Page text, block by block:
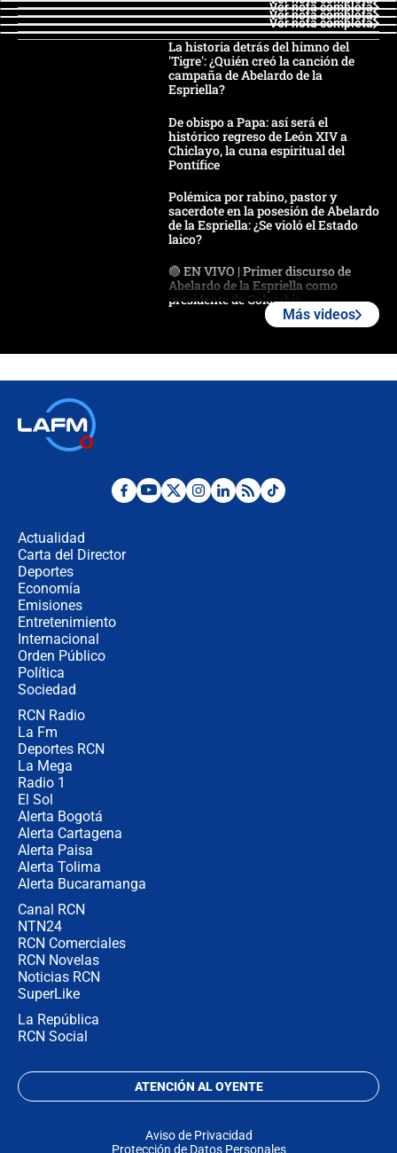
Ver nota completa
Ver nota completa
Ver nota completa
La historia detrás del himno del
'Tigre': ¿Quién creó la canción de
campaña de Abelardo de la
Espriella?
De obispo a Papa: así será el
histórico regreso de León XIV a
Chiclayo, la cuna espiritual del
Pontífice
Polémica por rabino, pastor y
sacerdote en la posesión de Abelardo
de la Espriella: ¿Se violó el Estado
laico?
🔴 EN VIVO | Primer discurso de
Abelardo de la Espriella como
presidente de Colombia
Desde dermatitis hasta infecciones:
Más videos
Actualidad
Carta del Director
Deportes
Economía
Emisiones
Entretenimiento
Internacional
Orden Público
Política
Sociedad
RCN Radio
La Fm
Deportes RCN
La Mega
Radio 1
El Sol
Alerta Bogotá
Alerta Cartagena
Alerta Paisa
Alerta Tolima
Alerta Bucaramanga
Canal RCN
NTN24
RCN Comerciales
RCN Novelas
Noticias RCN
SuperLike
La República
RCN Social
ATENCIÓN AL OYENTE
Aviso de Privacidad
Protección de Datos Personales